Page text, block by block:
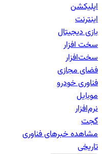
اپلیکشن
اینترنت
بازی دیجیتال
سخت افزار
سخت‌افزار
فضای مجازی
فناوری خودرو
موبایل
نرم‌افزار
گجت
مشاهده خبرهایفناوری
تاریخی